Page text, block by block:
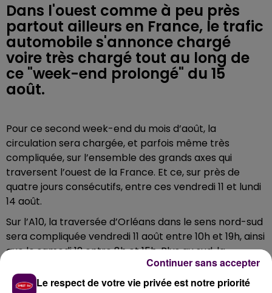
Dans l'ouest comme à peu près
partout ailleurs en France, le trafic
automobile s'annonce chargé
voire très chargé tout au long de
ce "week-end prolongé" du 15
août.
Pour ce second week-end du mois d’août, la
circulation sera chargée, et parfois même très
compliquée, sur l’ensemble des grands axes qui
traversent l’ouest de la France. Et ce, sur près de
quatre jours consécutifs, entre ces vendredi 11 et lundi
14 août.
Sur l’A10, la traversée d’Orléans dans le sens nord-sud
sera compliquée vendredi 11 août entre 10h et 19h, ainsi
que le samedi 12 entre 8h et 15h. Plus au sud, la
traversée de Tours sera difficile vendredi 11 août de 15h
à 18h et du samedi 12 août au lundi 14 août de 11h à 16h.
Le respect de votre vie privée est notre priorité
Continuer sans accepter